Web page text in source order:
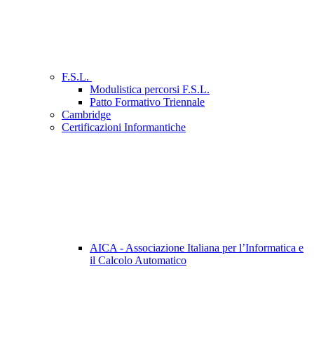
F.S.L.
Modulistica percorsi F.S.L.
Patto Formativo Triennale
Cambridge
Certificazioni Informantiche
AICA - Associazione Italiana per l’Informatica e
il Calcolo Automatico